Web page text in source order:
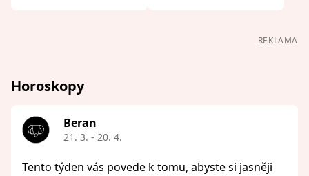
REKLAMA
Horoskopy
Beran
21. 3. - 20. 4.
Tento týden vás povede k tomu, abyste si jasněji